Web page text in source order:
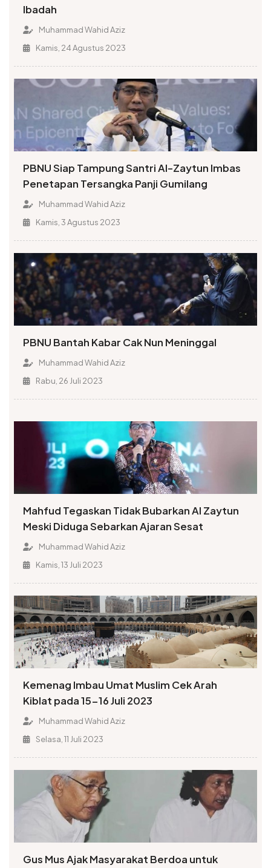
Ibadah
Muhammad Wahid Aziz
Kamis, 24 Agustus 2023
PBNU Siap Tampung Santri Al-Zaytun Imbas
Penetapan Tersangka Panji Gumilang
Muhammad Wahid Aziz
Kamis, 3 Agustus 2023
PBNU Bantah Kabar Cak Nun Meninggal
Muhammad Wahid Aziz
Rabu, 26 Juli 2023
Mahfud Tegaskan Tidak Bubarkan Al Zaytun
Meski Diduga Sebarkan Ajaran Sesat
Muhammad Wahid Aziz
Kamis, 13 Juli 2023
Kemenag Imbau Umat Muslim Cek Arah
Kiblat pada 15-16 Juli 2023
Muhammad Wahid Aziz
Selasa, 11 Juli 2023
Gus Mus Ajak Masyarakat Berdoa untuk